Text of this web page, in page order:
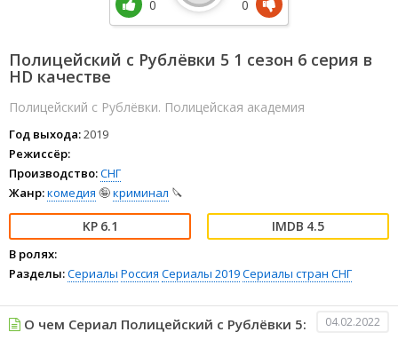
Полицейский с Рублёвки 5 1 сезон 6 серия в
HD качестве
Полицейский с Рублёвки. Полицейская академия
Год выхода:2019
Режиссёр:
Производство:СНГ
Жанр:комедия 🤪криминал 🔪
6.1 4.5
В ролях:
Разделы:Сериалы Россия Сериалы 2019Сериалы стран СНГ
0 0
О чем Сериал Полицейский с Рублёвки 5: 04.02.2022